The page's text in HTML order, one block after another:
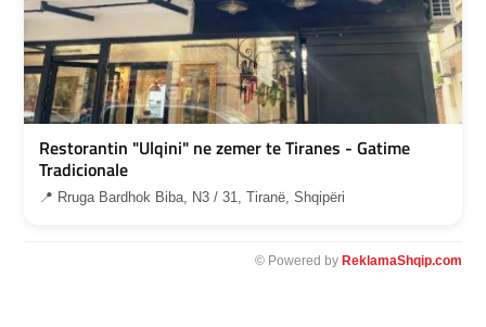
Restorantin "Ulqini" ne zemer te Tiranes - Gatime
Tradicionale
📍 Rruga Bardhok Biba, N3 / 31, Tiranë, Shqipëri
© Powered by ReklamaShqip.com